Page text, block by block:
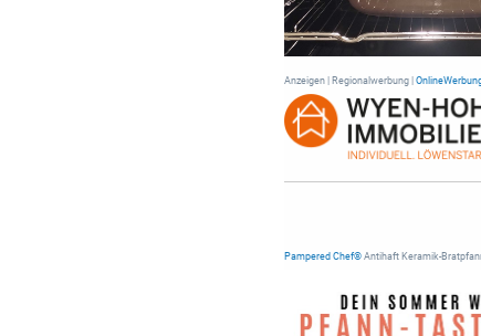
Anzeigen | Regionalwerbung |
Pampered Chef®Antihaft Keramik-